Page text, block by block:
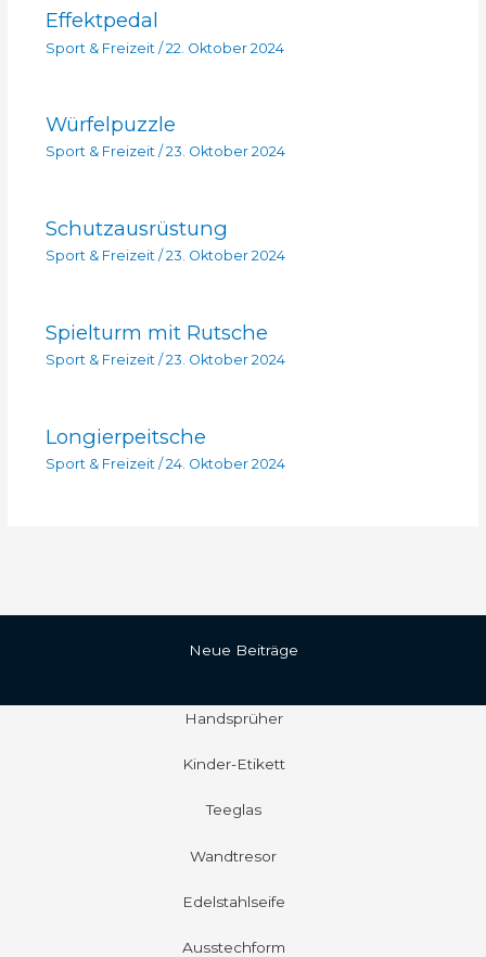
Effektpedal
Sport & Freizeit /22. Oktober 2024
Würfelpuzzle
Sport & Freizeit/ 23. Oktober 2024
Schutzausrüstung
Sport & Freizeit/ 23. Oktober 2024
Spielturm mit Rutsche
Sport & Freizeit/ 23. Oktober 2024
Longierpeitsche
Sport & Freizeit / 24. Oktober 2024
Neue Beiträge
Handsprüher
Kinder-Etikett
Teeglas
Wandtresor
Edelstahlseife
Ausstechform